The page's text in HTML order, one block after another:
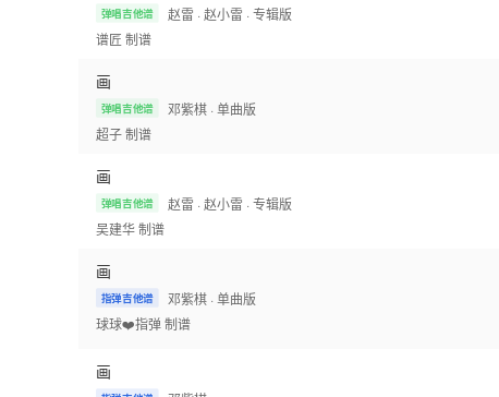
弹唱吉他谱 赵雷 · 赵小雷 · 专辑版
谱匠 制谱
画
弹唱吉他谱 邓紫棋 · 单曲版
超子制谱
画
弹唱吉他谱 赵雷 · 赵小雷 · 专辑版
吴建华制谱
画
指弹吉他谱 邓紫棋 · 单曲版
球球❤️指弹制谱
画